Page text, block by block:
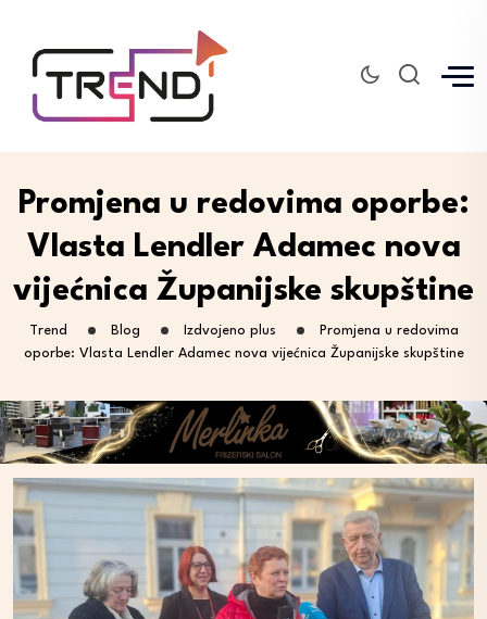
Promjena u redovima oporbe:
Vlasta Lendler Adamec nova
vijećnica Županijske skupštine
Trend Blog Izdvojeno plus
Promjena u redovima
oporbe: Vlasta Lendler Adamec nova vijećnica Županijske skupštine